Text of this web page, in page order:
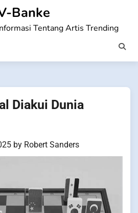
Banke
Tentang Artis Trending
Diakui Dunia
by Robert Sanders